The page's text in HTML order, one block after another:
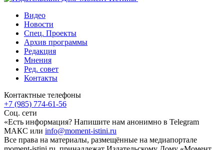
Видео
Новости
Спец. Проекты
Архив программы
Редакция
Мнения
Ред. совет
Контакты
Контактные телефоны
+7 (985) 774-61-56
Соц. сети
«Есть информация? Напишите нам анонимно в Telegram
МАКС или info@moment-istini.ru
Все права на материалы, размещённые на медиапортале